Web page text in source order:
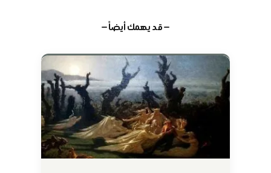
— قد يهمك أيضاً —